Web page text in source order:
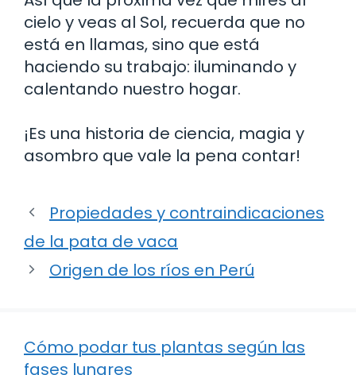
cielo y veas al Sol, recuerda que no
está en llamas, sino que está
haciendo su trabajo: iluminando y
calentando nuestro hogar.
¡Es una historia de ciencia, magia y
asombro que vale la pena contar!
Propiedades y contraindicaciones
de la pata de vaca
Origen de los ríos en Perú
Cómo podar tus plantas según las
fases lunares